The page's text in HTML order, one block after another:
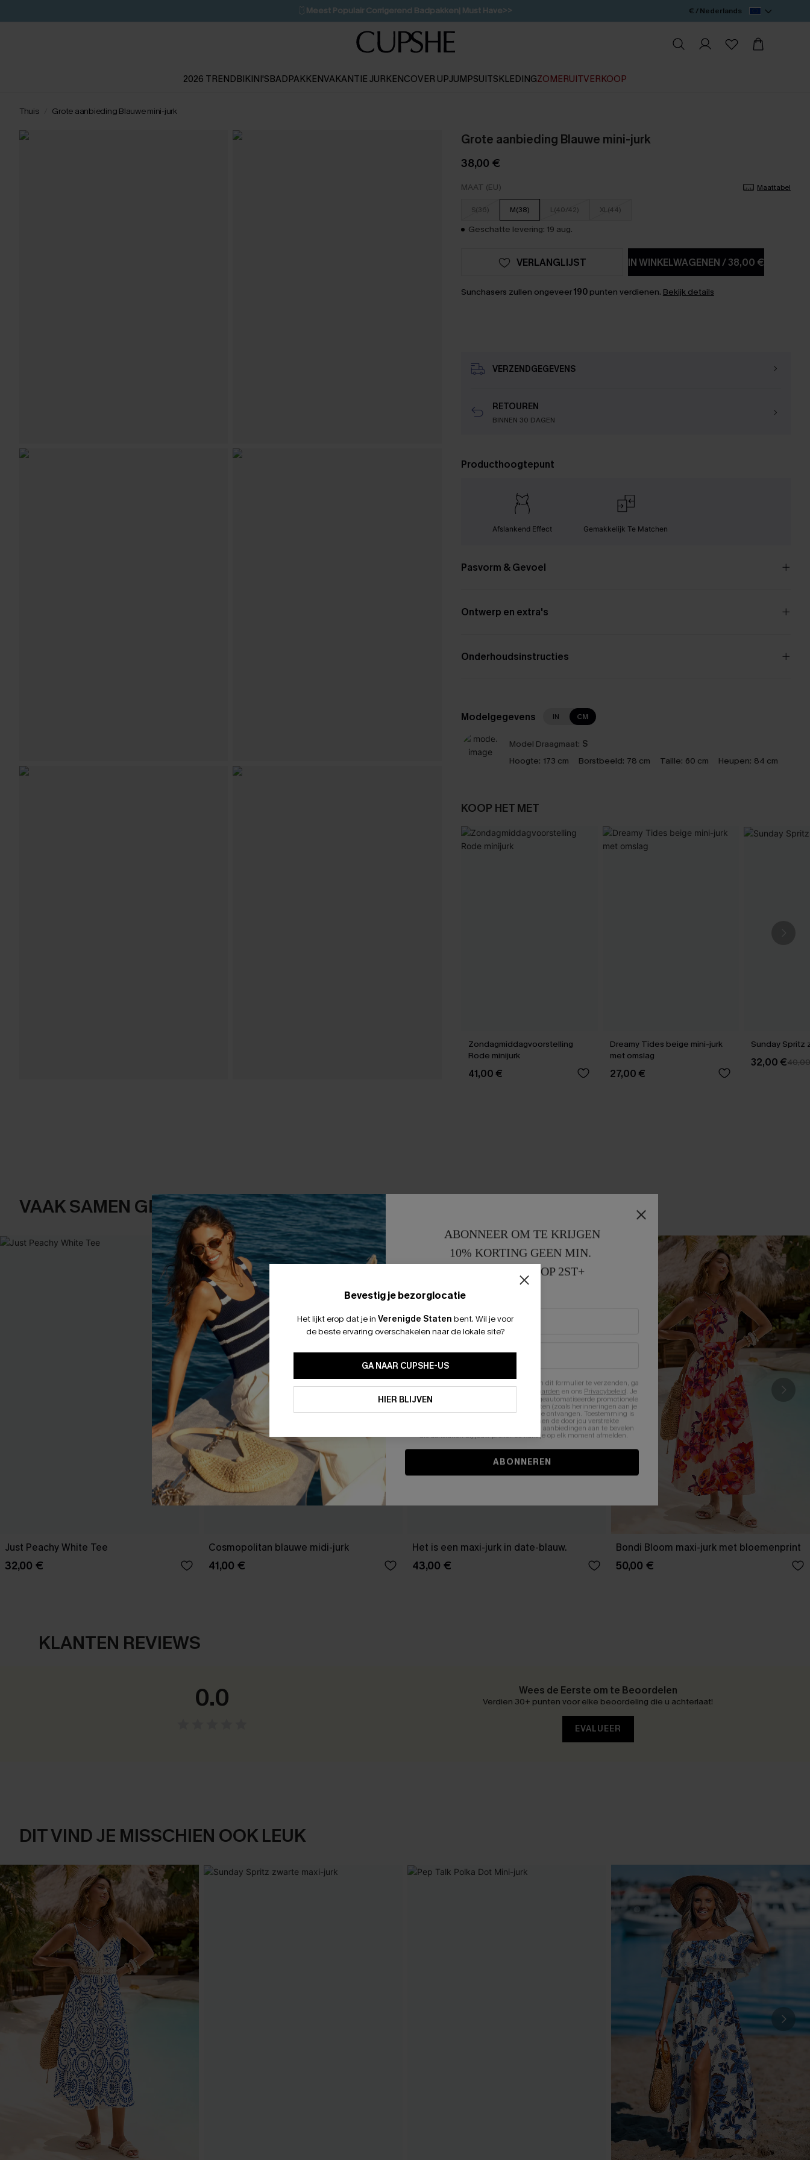
🩱 Meest Populair Corrigerend Badpakken| Must Have>>
💌Abonneer je & ontvang tot 15% korting>>
Koop 3, krijg 15% korting | CODE: SW15
€ / Nederlands
2026 TRENDBIKINI'SBADPAKKENVAKANTIE JURKENCOVER UPJUMPSUITSKLEDINGZOMERUITVERKOOP
Thuis Grote aanbieding Blauwe mini-jurk
Grote aanbieding Blauwe mini-jurk
38,00 €
MAAT (EU) Maattabel
S(36) M(38) L(40/42) XL(44)
Geschatte levering: 19 aug.
IN WINKELWAGENEN/38,00 €
VERLANGLIJST
Sunchasers zullen ongeveer190punten verdienen. Bekijk details
VERZENDGEGEVENS
RETOUREN
BINNEN 30 DAGEN
Producthoogtepunt
Afslankend Effect Gemakkelijk Te Matchen
Pasvorm & Gevoel
Ontwerp en extra's
Onderhoudsinstructies
Modelgegevens IN CM
Model Draagmaat: S
Hoogte: 173 cm Borstbeeld: 78 cm Taille: 60 cm Heupen: 84 cm
KOOP HET MET
Zondagmiddagvoorstelling
Rode minijurk
41,00 €
Dreamy Tides beige mini-jurk
met omslag
27,00 €
Sunday Spritz
32,00 €
VAAK SAMEN GEKOCHT
Just Peachy White Tee
32,00 €
Cosmopolitan blauwe midi-jurk
41,00 €
Het is een maxi-jurk in date-blauw.
43,00 €
Bondi Bloom maxi-jurk met bloemenprint
50,00 €
KLANTEN REVIEWS
0.0 Wees de Eerste om te Beoordelen
Verdien 30+ punten voor elke beoordeling die u achterlaat!
EVALUEER
DIT VIND JE MISSCHIEN OOK LEUK
Bevestig je bezorglocatie
Het lijkt erop dat je in Verenigde Staten bent. Wil je voor
de beste ervaring overschakelen naar de lokale site?
GA NAAR CUPSHE-US
HIER BLIJVEN
ABONNEER OM TE KRIJGEN
10% KORTING GEEN MIN.
15% KORTING OP 2ST+
Door je contactgegevens in te vullen en dit formulier te verzenden, ga
Algemene Voorwaarden en ons Privacybeleid. Je
stemt er tevens mee in om herhaalde geautomatiseerde promotionele
en gepersonaliseerde marketingberichten (zoals herinneringen aan je
winkelwagen) en e-mails van Cupshe te ontvangen. Toestemming is
niet vereist voor een aankoop. We kunnen de door jou verstrekte
informatie gebruiken om producten en aanbiedingen aan te bevelen
die aansluiten bij jouw profiel. Je kunt je op elk moment afmelden.
ABONNEREN